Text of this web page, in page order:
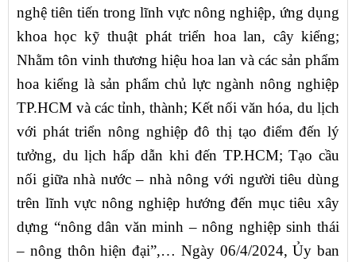
nghệ tiên tiến trong lĩnh vực nông nghiệp, ứng dụng
khoa học kỹ thuật phát triển hoa lan, cây kiểng;
Nhằm tôn vinh thương hiệu hoa lan và các sản phẩm
hoa kiểng là sản phẩm chủ lực ngành nông nghiệp
TP.HCM và các tỉnh, thành; Kết nối văn hóa, du lịch
với phát triển nông nghiệp đô thị tạo điểm đến lý
tưởng, du lịch hấp dẫn khi đến TP.HCM; Tạo cầu
nối giữa nhà nước – nhà nông với người tiêu dùng
trên lĩnh vực nông nghiệp hướng đến mục tiêu xây
dựng “nông dân văn minh – nông nghiệp sinh thái
– nông thôn hiện đại”,… Ngày 06/4/2024, Ủy ban